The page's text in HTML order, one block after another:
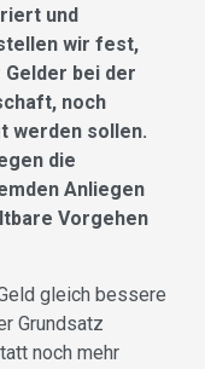
und
wir fest,
bei der
noch
werden sollen.
die
Anliegen
Vorgehen
gleich bessere
Grundsatz
noch mehr